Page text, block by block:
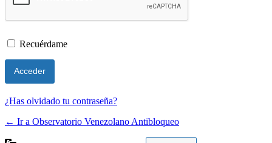
Recuérdame
¿Has olvidado tu contraseña?
← Ir a Observatorio Venezolano Antibloqueo